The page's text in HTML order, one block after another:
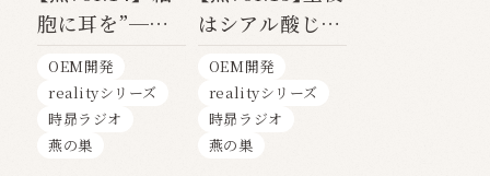
胞に耳を”──
糖鎖が導く、美
容と免疫の新常
識
OEM開発
realityシリーズ
時昴ラジオ
燕の巣
はシアル酸じゃ
ない？──美容
と健康を支え
る“グリコプロ
テイン”の真実
OEM開発
realityシリーズ
時昴ラジオ
燕の巣